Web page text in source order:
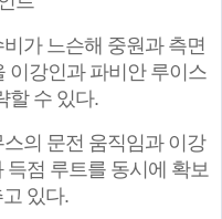
가 느슨해 중원과 측면
이강인과 파비안 루이스
할 수 있다.
의 문전 움직임과 이강
득점 루트를 동시에 확보
있다.